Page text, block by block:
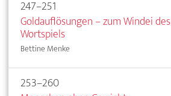
247–251
Goldauflösungen – zum Windei des
Wortspiels
Bettine Menke
253–260